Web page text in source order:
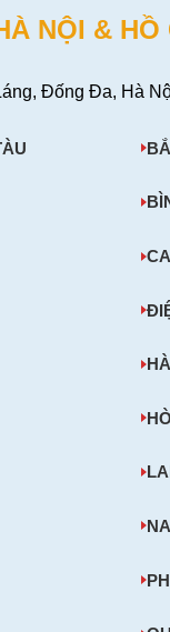
NỘI &
Đống Đa, Hà